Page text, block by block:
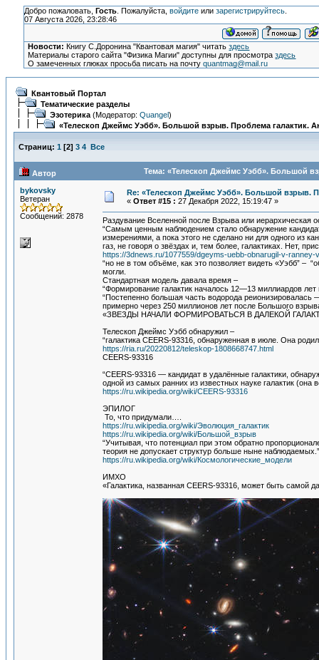
Добро пожаловать, Гость. Пожалуйста, войдитеили зарегистрируйтесь.
07 Августа 2026, 23:28:46
Новости: Книгу С.Доронина "Квантовая магия" читатьздесь
Материалы старого сайта "Физика Магии" доступны для просмотраздесь
О замеченных глюках просьба писать на почтуquantmag@mail.ru
Квантовый Портал
Тематические разделы
Эзотерика (Модератор: Quangel)
«Телескоп Джеймс Уэбб». Большой взрыв. Проблема галактик.
Страниц: 1 [2] 3 4 Все
Автор Тема: «Телескоп Джеймс Уэбб». Большой
bykovsky
Ветеран
Сообщений: 2878
Re: «Телескоп Джеймс Уэбб». Большой взрыв.
« Ответ #15 : 27 Декабря 2022, 15:19:47 »
Раздувание Вселенной после Взрыва или иерархическая
“Самым ценным наблюдением стало обнаружение
измерениями, а пока этого не сделано ни для одного из
газ, не говоря о звёздах и, тем более, галактиках. Нет,
https://3dnews.ru/1077559/dgeyms-uebb-obnarugil-v-
“но не в том объёме, как это позволяет видеть «Уэбб” –
могли.
Стандартная модель давала время –
“Формирование галактик началось 12—13 миллиардов лет
“Постепенно большая часть водорода
примерно через 250 миллионов лет после Большого
«ЗВЕЗДЫ НАЧАЛИ ФОРМИРОВАТЬСЯ В ДАЛЕКОЙ
Телескоп Джеймс Уэбб обнаружил –
“галактика CEERS-93316, обнаруженная в июле. Она
https://ria.ru/20220812/teleskop-1808668747.html
CEERS-93316
“CEERS-93316 — кандидат в удалённые галактики,
одной из самых ранних из известных науке галактик
https://ru.wikipedia.org/wiki/CEERS-93316
ЭПИЛОГ
То, что придумали….
https://ru.wikipedia.org/wiki/Эволюция_галактик
https://ru.wikipedia.org/wiki/Большой_взрыв
“Учитывая, что потенциал при этом обратно
теория не допускает структур больше ныне наблюдаемых.”
https://ru.wikipedia.org/wiki/Космологические_модели
ИМХО
«Галактика, названная CEERS-93316, может быть самой